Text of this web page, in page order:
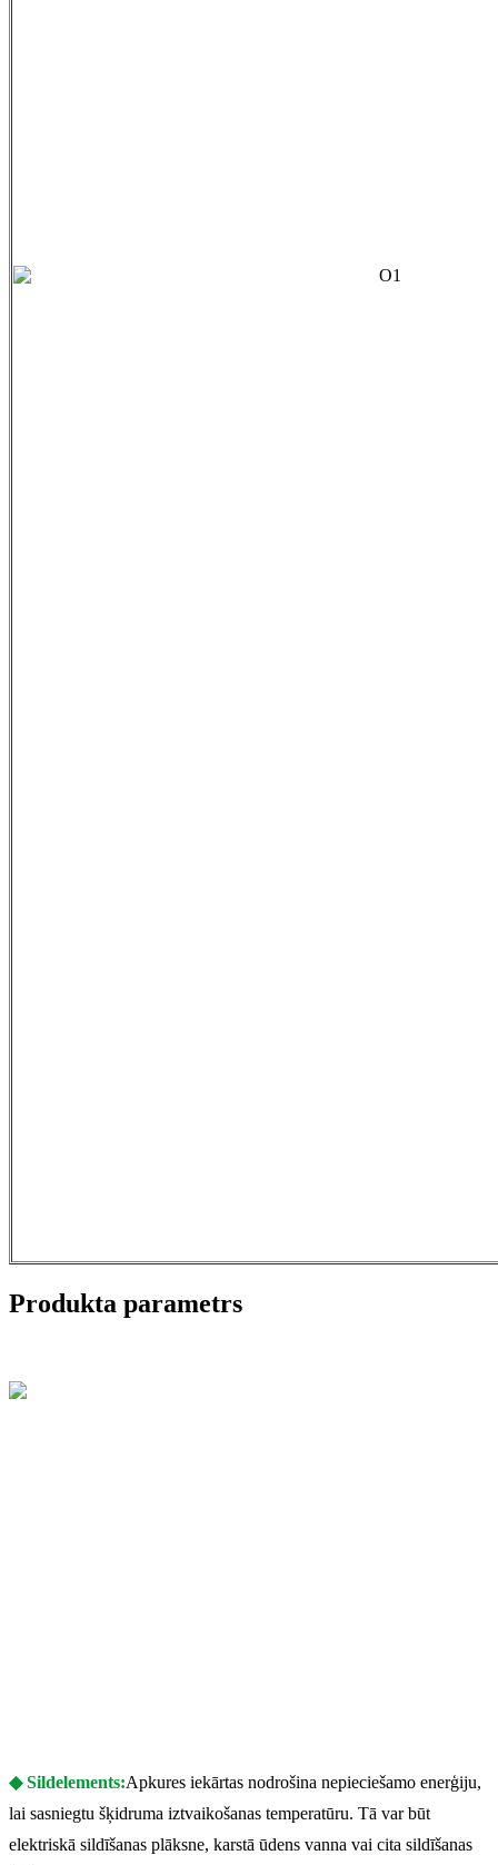
Produkta parametrs
◆ Sildelements:Apkures iekārtas nodrošina nepieciešamo enerģiju,
lai sasniegtu šķidruma iztvaikošanas temperatūru. Tā var būt
elektriskā sildīšanas plāksne, karstā ūdens vanna vai cita sildīšanas